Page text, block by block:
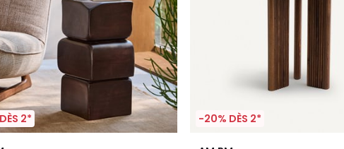
2* -20% DÈS 2*